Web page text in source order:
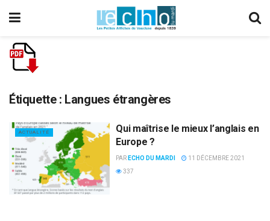
Étiquette : Langues étrangères
ACTUALITÉ
Qui maîtrise le mieux l’anglais en
Europe ?
PAR ECHO DU MARDI
11 DÉCEMBRE 2021
337